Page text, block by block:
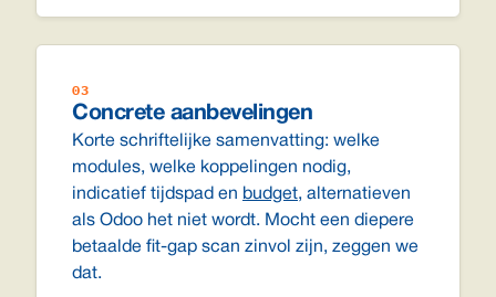
03
Concrete aanbevelingen
Korte schriftelijke samenvatting: welke
modules, welke koppelingen nodig,
indicatief tijdspad en budget, alternatieven
als Odoo het niet wordt. Mocht een diepere
betaalde fit-gap scan zinvol zijn, zeggen we
dat.